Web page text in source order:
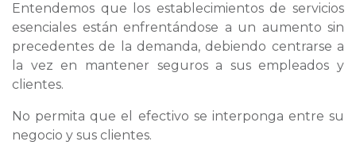
Entendemos que los establecimientos de servicios
esenciales están enfrentándose a un aumento sin
precedentes de la demanda, debiendo centrarse a
la vez en mantener seguros a sus empleados y
clientes.
No permita que el efectivo se interponga entre su
negocio y sus clientes.